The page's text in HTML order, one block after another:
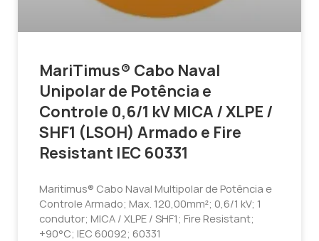
MariTimus® Cabo Naval
Unipolar de Potência e
Controle 0,6/1 kV MICA / XLPE /
SHF1 (LSOH) Armado e Fire
Resistant IEC 60331
Maritimus® Cabo Naval Multipolar de Potência e
Controle Armado; Max. 120,00mm²; 0,6/1 kV; 1
condutor; MICA / XLPE / SHF1; Fire Resistant;
+90°C; IEC 60092; 60331